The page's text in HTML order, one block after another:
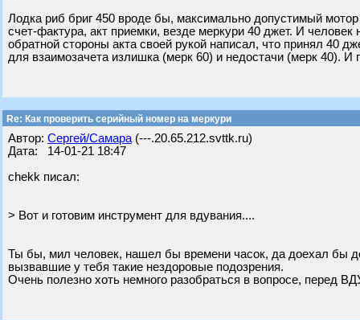
Лодка риб бриг 450 вроде бы, максимально допустимый
счет-фактура, акт приемки, везде меркури 40 джет. И
обратной стороны акта своей рукой написал, что принял 40
для взаимозачета излишка (мерк 60) и недостачи (мерк 40). И
Re: Как проверить серийный номер на меркури
Автор: Сергей/Самара (---.20.65.212.svttk.ru)
Дата: 14-01-21 18:47
chekk писал:
> Вот и готовим инструмент для вдувания....
Ты бы, мил человек, нашел бы времени часок, да доехал бы
вызвавшие у тебя такие нездоровые подозрения.
Очень полезно хоть немного разобраться в вопросе, перед